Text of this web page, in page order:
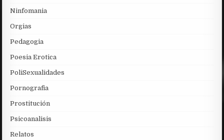
Ninfomania
Orgias
Pedagogia
Poesia Erotica
PoliSexualidades
Pornografia
Prostitución
Psicoanalisis
Relatos